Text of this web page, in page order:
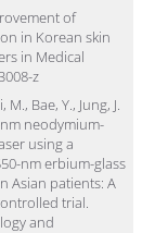
of
in Korean skin
in Medical
z
M., Bae, Y., Jung, J.
nm neodymium-
using a
nm erbium-glass
Asian patients: A
trial.
and